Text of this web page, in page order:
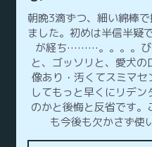
朝晩3滴ずつ、細い綿棒
ました。初めは半信半疑
が経ち………。。。。
と、ゴッソリと、愛犬
像あり・汚くてスミマ
してもっと早くにリデ
のかと後悔と反省です
も今後も欠かさず使